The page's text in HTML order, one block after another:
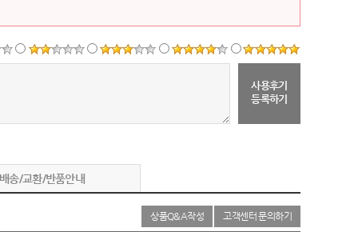
사용후기
등록하기
배송/교환/반품안내
상품Q&A작성 고객센터 문의하기